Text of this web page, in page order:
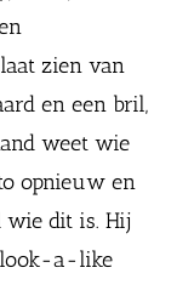
zien van
en een bril,
weet wie
opnieuw en
wie dit is. Hij
look-a-like